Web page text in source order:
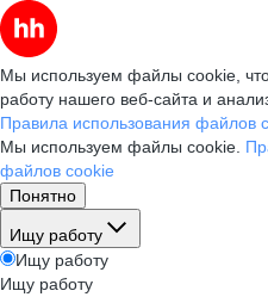
Мы используем файлы cookie,
работу нашего веб-сайта и
Правила использования файлов
Мы используем файлы cookie.
файлов cookie
Понятно
Ищу работу
Ищу работу
Ищу работу